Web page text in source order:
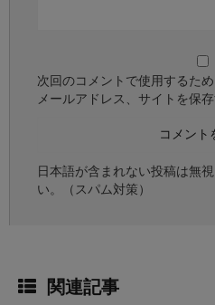
次回のコメントで使用するた
メールアドレス、サイトを保存
日本語が含まれない投稿は無
い。（スパム対策）
関連記事